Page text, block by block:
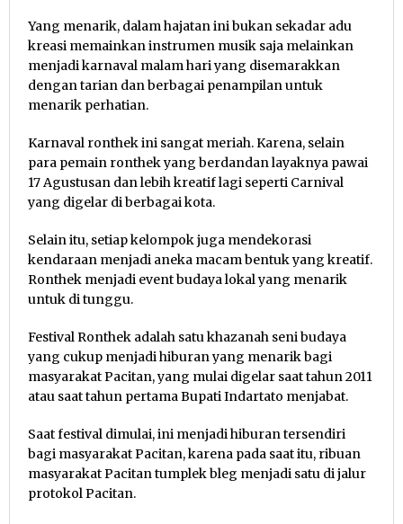
Yang menarik, dalam hajatan ini bukan sekadar adu
kreasi memainkan instrumen musik saja melainkan
menjadi karnaval malam hari yang disemarakkan
dengan tarian dan berbagai penampilan untuk
menarik perhatian.
Karnaval ronthek ini sangat meriah. Karena, selain
para pemain ronthek yang berdandan layaknya pawai
17 Agustusan dan lebih kreatif lagi seperti Carnival
yang digelar di berbagai kota.
Selain itu, setiap kelompok juga mendekorasi
kendaraan menjadi aneka macam bentuk yang kreatif.
Ronthek menjadi event budaya lokal yang menarik
untuk di tunggu.
Festival Ronthek adalah satu khazanah seni budaya
yang cukup menjadi hiburan yang menarik bagi
masyarakat Pacitan, yang mulai digelar saat tahun 2011
atau saat tahun pertama Bupati Indartato menjabat.
Saat festival dimulai, ini menjadi hiburan tersendiri
bagi masyarakat Pacitan, karena pada saat itu, ribuan
masyarakat Pacitan tumplek bleg menjadi satu di jalur
protokol Pacitan.